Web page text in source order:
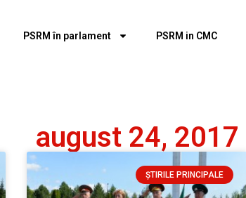
PSRM în parlament PSRM in CMC
august 24, 2017
ȘTIRILE PRINCIPALE